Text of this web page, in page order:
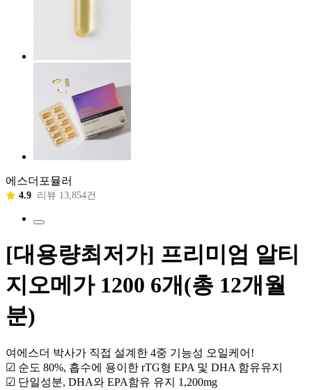
에스더포뮬러
4.9 리뷰 13,854건
[대용량최저가] 프리미엄 알티
지오메가 1200 6개(총 12개월
분)
여에스더 박사가 직접 설계한 4중 기능성 오일케어!
☑ 순도 80%, 흡수에 용이한 rTG형 EPA 및 DHA 함유유지
☑ 단일성분, DHA와 EPA함유 유지 1,200mg